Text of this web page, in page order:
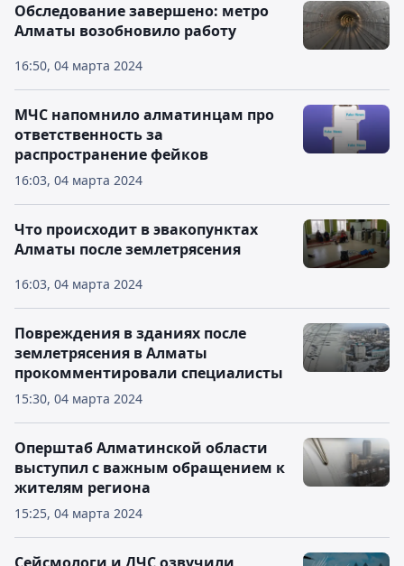
16:50, 04 марта 2024
Обследование завершено: метро
Алматы возобновило работу
16:03, 04 марта 2024
МЧС напомнило алматинцам про
ответственность за
распространение фейков
16:03, 04 марта 2024
Что происходит в эвакопунктах
Алматы после землетрясения
15:30, 04 марта 2024
Повреждения в зданиях после
землетрясения в Алматы
прокомментировали специалисты
15:25, 04 марта 2024
Оперштаб Алматинской области
выступил с важным обращением к
жителям региона